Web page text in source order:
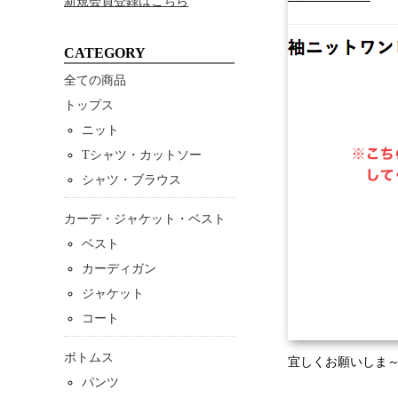
宜しくお願いしま
CATEGORY
全ての商品
トップス
ニット
Tシャツ・カットソー
シャツ・ブラウス
カーデ・ジャケット・ベスト
ベスト
カーディガン
ジャケット
コート
ボトムス
パンツ